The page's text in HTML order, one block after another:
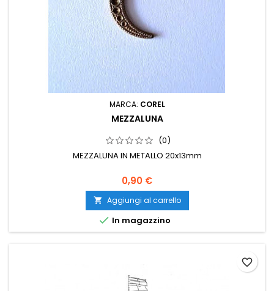
MARCA: COREL
MEZZALUNA
(0)
MEZZALUNA IN METALLO 20x13mm
0,90 €
 Aggiungi al carrello
 In magazzino
favorite_border